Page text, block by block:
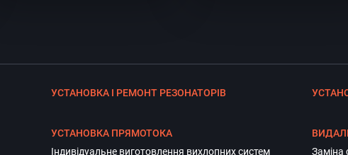
УСТАНОВКА І РЕМОНТ РЕЗОНАТОРІВ
УСТАНОВКА ПРЯМОТОКА
Індивідуальне виготовлення вихлопних систем
Заміна